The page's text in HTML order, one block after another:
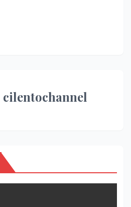
cilentochannel